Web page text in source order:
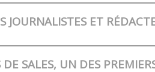
JOURNALISTES ET
SALES, UN DES